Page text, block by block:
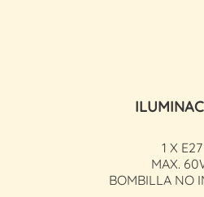
1 X E27
MAX.
BOMBILLA NO